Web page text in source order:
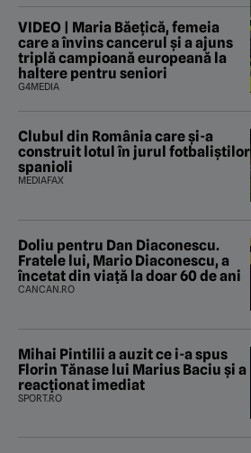
VIDEO | Maria Băețică, femeia
care a învins cancerul și a ajuns
triplă campioană europeană la
haltere pentru seniori
G4MEDIA
Clubul din România care și-a
construit lotul în jurul fotbaliștilor
spanioli
MEDIAFAX
Doliu pentru Dan Diaconescu.
Fratele lui, Mario Diaconescu, a
încetat din viață la doar 60 de ani
CANCAN.RO
Mihai Pintilii a auzit ce i-a spus
Florin Tănase lui Marius Baciu și a
reacționat imediat
SPORT.RO